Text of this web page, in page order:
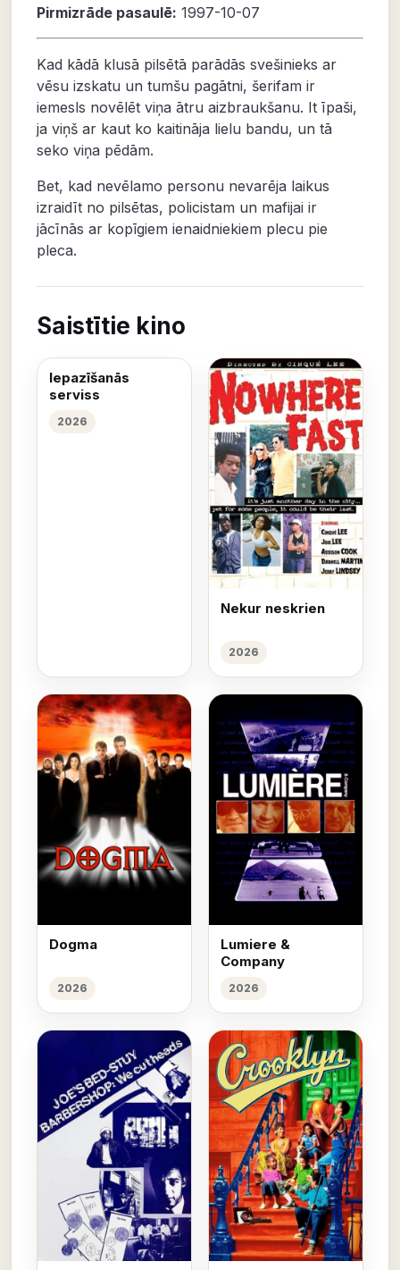
Pirmizrāde pasaulē: 1997-10-07
Kad kādā klusā pilsētā parādās svešinieks ar
vēsu izskatu un tumšu pagātni, šerifam ir
iemesls novēlēt viņa ātru aizbraukšanu. It īpaši,
ja viņš ar kaut ko kaitināja lielu bandu, un tā
seko viņa pēdām.
Bet, kad nevēlamo personu nevarēja laikus
izraidīt no pilsētas, policistam un mafijai ir
jācīnās ar kopīgiem ienaidniekiem plecu pie
pleca.
Saistītie kino
Iepazīšanās
serviss
2026
Nekur neskrien
2026
Dogma
2026
Lumiere &
Company
2026